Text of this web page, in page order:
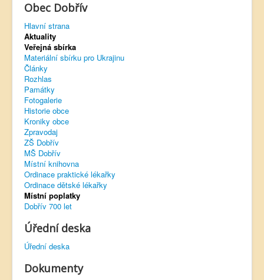
Kontakt
Úřední deska
Dobřívský zpravodaj
Rozhlas
Sokol Dobřív
Ubytování
Obec Pavlovsko
Virtuální prohlídka
Obec Dobřív
Hlavní strana
Aktuality
Veřejná sbírka
Materiální sbírku pro Ukrajinu
Články
Rozhlas
Památky
Fotogalerie
Historie obce
Kroniky obce
Zpravodaj
ZŠ Dobřív
MŠ Dobřív
Místní knihovna
Ordinace praktické lékařky
Ordinace dětské lékařky
Místní poplatky
Dobřív 700 let
Úřední deska
Úřední deska
Dokumenty